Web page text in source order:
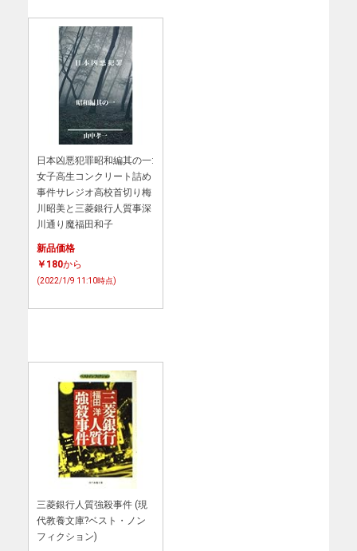
日本凶悪犯罪昭和編其の一:
女子高生コンクリート詰め
事件サレジオ高校首切り梅
川昭美と三菱銀行人質事深
川通り魔福田和子
新品価格
￥180から
(2022/1/9 11:10時点)
三菱銀行人質強殺事件 (現
代教養文庫?ベスト・ノン
フィクション)